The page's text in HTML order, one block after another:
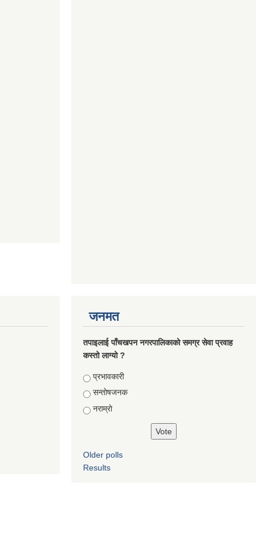
जनमत
तपाइलाई पाँचखपन नगरपालिकाको समग्र सेवा प्रवाह
कस्तो लाग्यो ?
Choices
प्रभावकारी
सन्तोषजनक
नराम्राे
Older polls
Results